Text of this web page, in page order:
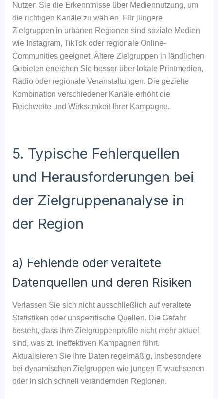
Nutzen Sie die Erkenntnisse über Mediennutzung, um
die richtigen Kanäle zu wählen. Für jüngere
Zielgruppen in urbanen Regionen sind soziale Medien
wie Instagram, TikTok oder regionale Online-
Communities geeignet. Ältere Zielgruppen in ländlichen
Gebieten erreichen Sie besser über lokale Printmedien,
Radio oder regionale Veranstaltungen. Die gezielte
Kombination verschiedener Kanäle erhöht die
Reichweite und Wirksamkeit Ihrer Kampagne.
5. Typische Fehlerquellen
und Herausforderungen bei
der Zielgruppenanalyse in
der Region
a) Fehlende oder veraltete
Datenquellen und deren Risiken
Verlassen Sie sich nicht ausschließlich auf veraltete
Statistiken oder unspezifische Quellen. Die Gefahr
besteht, dass Ihre Zielgruppenprofile nicht mehr aktuell
sind, was zu ineffektiven Kampagnen führt.
Aktualisieren Sie Ihre Daten regelmäßig, insbesondere
bei dynamischen Zielgruppen wie jungen Erwachsenen
oder in sich schnell verändernden Regionen.